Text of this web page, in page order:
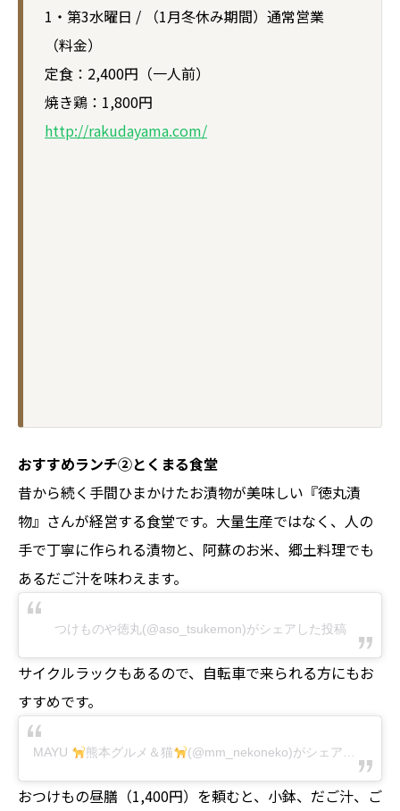
1・第3水曜日 / （1月冬休み期間）通常営業
（料金）
定食：2,400円（一人前）
焼き鶏：1,800円
http://rakudayama.com/
おすすめランチ②とくまる食堂
昔から続く手間ひまかけたお漬物が美味しい『徳丸漬
物』さんが経営する食堂です。大量生産ではなく、人の
手で丁寧に作られる漬物と、阿蘇のお米、郷土料理でも
あるだご汁を味わえます。
つけものや徳丸(@aso_tsukemon)がシェアした投稿
サイクルラックもあるので、自転車で来られる方にもお
すすめです。
MAYU 熊本グルメ＆猫 (@mm_nekoneko)がシェアした投稿
おつけもの昼膳（1,400円）を頼むと、小鉢、だご汁、ご